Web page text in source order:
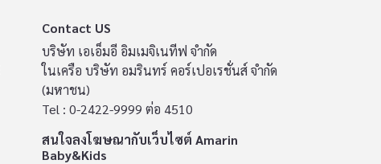
Contact US
บริษัท เอเอ็มอี อิมเมจิเนทีฟ จำกัด
ในเครือ บริษัท อมรินทร์ คอร์เปอเรชั่นส์ จำกัด
(มหาชน)
Tel : 0-2422-9999 ต่อ 4510
สนใจลงโฆษณากับเว็บไซต์ Amarin
Baby&Kids